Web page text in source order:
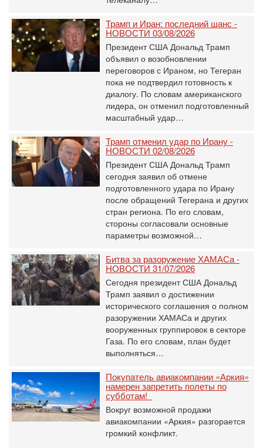
Трамп и Иран: последний шанс -
НОВОСТИ 03/08/2026
Президент США Дональд Трамп
объявил о возобновлении
переговоров с Ираном, но Тегеран
пока не подтвердил готовность к
диалогу. По словам американского
лидера, он отменил подготовленный
масштабный удар…
Трамп отменил удар по Ирану -
НОВОСТИ 02/08/2026
Президент США Дональд Трамп
сегодня заявил об отмене
подготовленного удара по Ирану
после обращений Тегерана и других
стран региона. По его словам,
стороны согласовали основные
параметры возможной…
Битва за разоружение ХАМАСа -
НОВОСТИ 31/07/2026
Сегодня президент США Дональд
Трамп заявил о достижении
исторического соглашения о полном
разоружении ХАМАСа и других
вооруженных группировок в секторе
Газа. По его словам, план будет
выполняться…
Покупатель авиакомпании «Аркия»
намерен запретить полеты по
субботам!
Вокруг возможной продажи
авиакомпании «Аркия» разгорается
громкий конфликт.